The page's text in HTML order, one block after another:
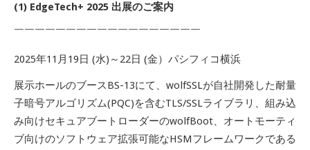
(1) EdgeTech+ 2025 出展のご案内
￣￣￣￣￣￣￣￣￣￣￣￣￣￣￣￣￣￣
2025年11月19日 (水)～22日 (金）パシフィコ横浜
展示ホールのブースBS-13にて、wolfSSLが自社開発した耐量
子暗号アルゴリズム(PQC)を含むTLS/SSLライブラリ、組み込
み向けセキュアブートローダーのwolfBoot、オートモーティ
ブ向けのソフトウェア拡張可能なHSMフレームワークである